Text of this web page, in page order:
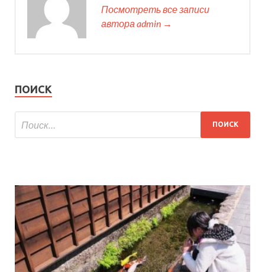
Посмотреть все записи
автора admin →
ПОИСК